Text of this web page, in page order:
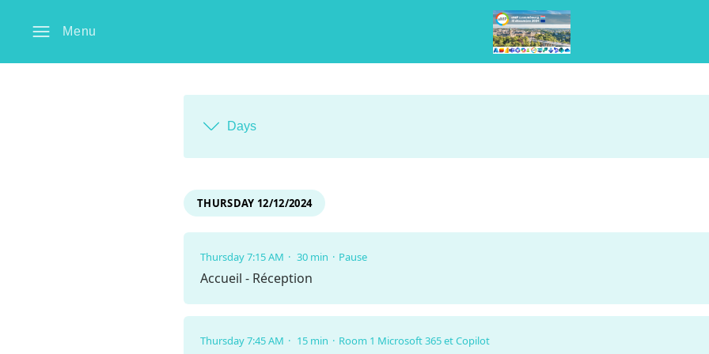
Menu
Days
THURSDAY 12/12/2024
Thursday 7:15 AM 30 min Pause
Accueil - Réception
Thursday 7:45 AM 15 min Room 1 Microsoft 365 et Copilot